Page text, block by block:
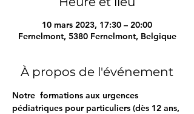
10 mars 2023, 17:30 – 20:00
Fernelmont, 5380 Fernelmont, Belgique
À propos de l'événement
Notre  formations aux urgences
pédiatriques pour particuliers (dès 12 ans,